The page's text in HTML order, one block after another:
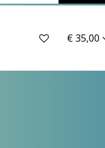
€ 35,00